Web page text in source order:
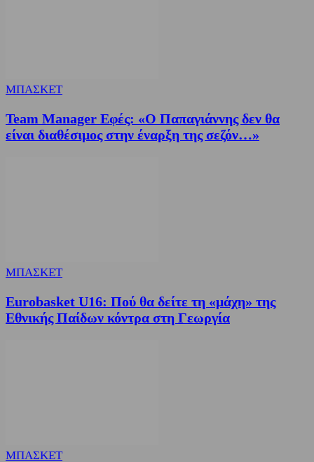
ΜΠΑΣΚΕΤ
Team Manager Εφές: «Ο Παπαγιάννης δεν θα
είναι διαθέσιμος στην έναρξη της σεζόν…»
ΜΠΑΣΚΕΤ
Eurobasket U16: Πού θα δείτε τη «μάχη» της
Εθνικής Παίδων κόντρα στη Γεωργία
ΜΠΑΣΚΕΤ